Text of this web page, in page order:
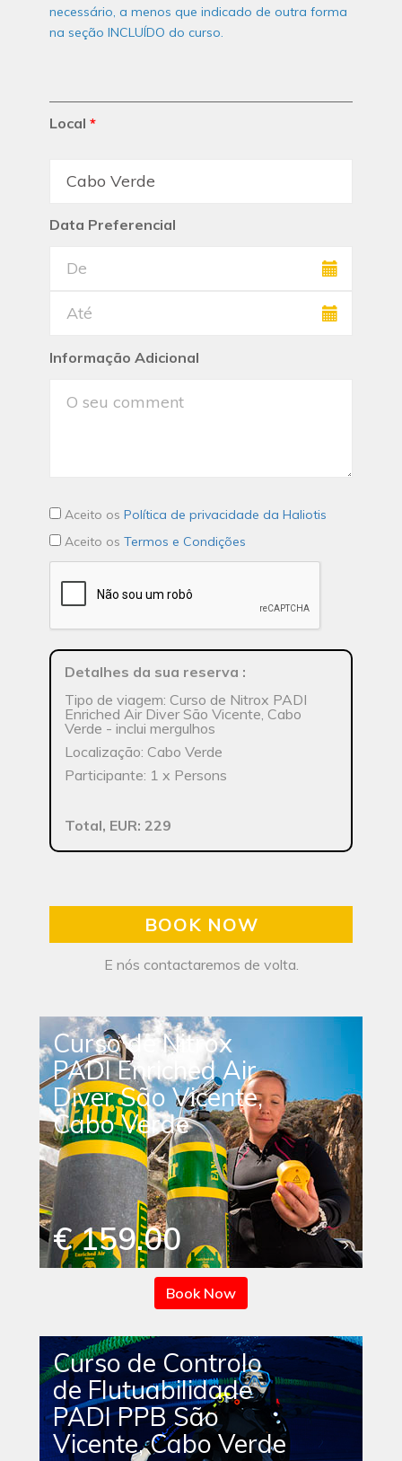
necessário, a menos que indicado de outra forma
na seção INCLUÍDO do curso.
Local *
Data Preferencial
Informação Adicional
Aceito os Política de privacidade da Haliotis
Aceito os Termos e Condições
Detalhes da sua reserva :
Tipo de viagem: Curso de Nitrox PADI
Enriched Air Diver São Vicente, Cabo
Verde - inclui mergulhos
Localização: Cabo Verde
Participante: 1 x Persons
Total, EUR: 229
BOOK NOW
E nós contactaremos de volta.
Curso de Nitrox
PADI Enriched Air
Diver São Vicente,
Cabo Verde
€ 159.00
Book Now
Curso de Controlo
de Flutuabilidade
PADI PPB São
Vicente, Cabo Verde